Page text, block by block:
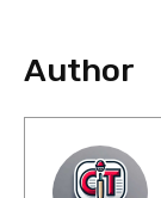
Author